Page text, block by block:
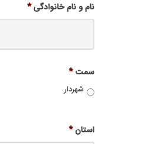
نام و نام خانوادگی*
سمت *
شهردار
استان*